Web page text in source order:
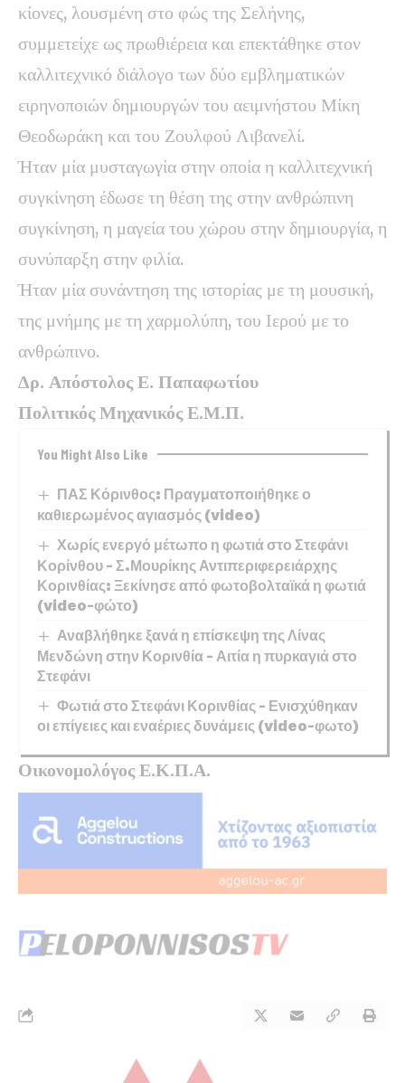
κίονες, λουσμένη στο φώς της Σελήνης,
συμμετείχε ως πρωθιέρεια και επεκτάθηκε στον
καλλιτεχνικό διάλογο των δύο εμβληματικών
ειρηνοποιών δημιουργών του αειμνήστου Μίκη
Θεοδωράκη και του Ζουλφού Λιβανελί.
Ήταν μία μυσταγωγία στην οποία η καλλιτεχνική
συγκίνηση έδωσε τη θέση της στην ανθρώπινη
συγκίνηση, η μαγεία του χώρου στην δημιουργία, η
συνύπαρξη στην φιλία.
Ήταν μία συνάντηση της ιστορίας με τη μουσική,
της μνήμης με τη χαρμολύπη, του Ιερού με το
ανθρώπινο.
Δρ. Απόστολος Ε. Παπαφωτίου
Πολιτικός Μηχανικός Ε.Μ.Π.
You Might Also Like
ΠΑΣ Κόρινθος: Πραγματοποιήθηκε ο
καθιερωμένος αγιασμός (video)
Χωρίς ενεργό μέτωπο η φωτιά στο Στεφάνι
Κορίνθου – Σ.Μουρίκης Αντιπεριφερειάρχης
Κορινθίας: Ξεκίνησε από φωτοβολταϊκά η φωτιά
(video-φώτο)
Αναβλήθηκε ξανά η επίσκεψη της Λίνας
Μενδώνη στην Κορινθία – Αιτία η πυρκαγιά στο
Στεφάνι
Φωτιά στο Στεφάνι Κορινθίας – Ενισχύθηκαν
οι επίγειες και εναέριες δυνάμεις (video-φωτο)
Οικονομολόγος Ε.Κ.Π.Α.